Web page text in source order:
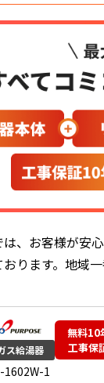
、お客様が安
ります。地域
ス給湯器
無料10
工事保
1602W-1